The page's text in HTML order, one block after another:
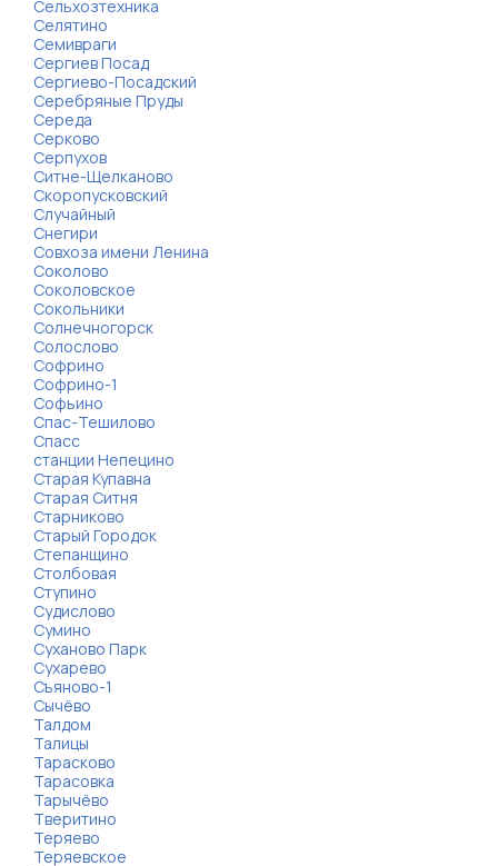
Сельхозтехника
Селятино
Семивраги
Сергиев Посад
Сергиево-Посадский
Серебряные Пруды
Середа
Серково
Серпухов
Ситне-Щелканово
Скоропусковский
Случайный
Снегири
Совхоза имени Ленина
Соколово
Соколовское
Сокольники
Солнечногорск
Солослово
Софрино
Софрино-1
Софьино
Спас-Тешилово
Спасс
станции Непецино
Старая Купавна
Старая Ситня
Старниково
Старый Городок
Степанщино
Столбовая
Ступино
Судислово
Сумино
Суханово Парк
Сухарево
Съяново-1
Сычёво
Талдом
Талицы
Тарасково
Тарасовка
Тарычёво
Тверитино
Теряево
Теряевское